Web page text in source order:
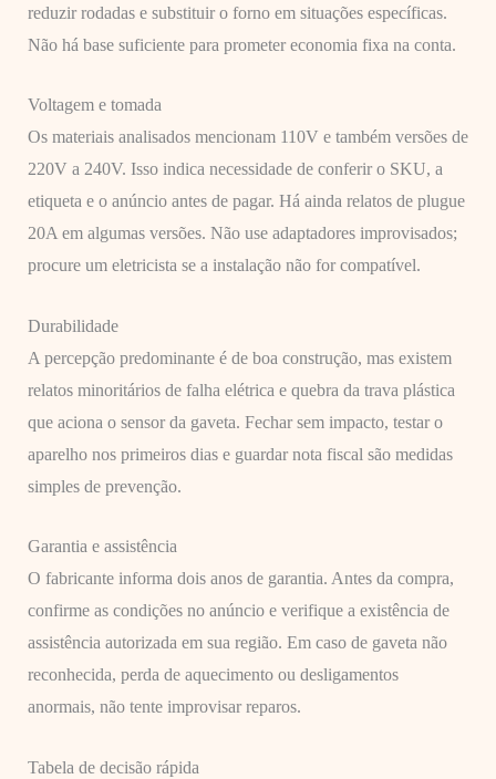
reduzir rodadas e substituir o forno em situações específicas.
Não há base suficiente para prometer economia fixa na conta.
Voltagem e tomada
Os materiais analisados mencionam 110V e também versões de
220V a 240V. Isso indica necessidade de conferir o SKU, a
etiqueta e o anúncio antes de pagar. Há ainda relatos de plugue
20A em algumas versões. Não use adaptadores improvisados;
procure um eletricista se a instalação não for compatível.
Durabilidade
A percepção predominante é de boa construção, mas existem
relatos minoritários de falha elétrica e quebra da trava plástica
que aciona o sensor da gaveta. Fechar sem impacto, testar o
aparelho nos primeiros dias e guardar nota fiscal são medidas
simples de prevenção.
Garantia e assistência
O fabricante informa dois anos de garantia. Antes da compra,
confirme as condições no anúncio e verifique a existência de
assistência autorizada em sua região. Em caso de gaveta não
reconhecida, perda de aquecimento ou desligamentos
anormais, não tente improvisar reparos.
Tabela de decisão rápida